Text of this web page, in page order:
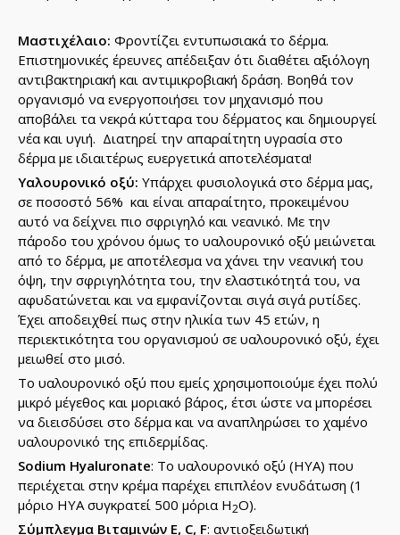
Μαστιχέλαιο: Φροντίζει εντυπωσιακά το δέρμα.
Επιστημονικές έρευνες απέδειξαν ότι διαθέτει αξιόλογη
αντιβακτηριακή και αντιμικροβιακή δράση. Βοηθά τον
οργανισμό να ενεργοποιήσει τον μηχανισμό που
αποβάλει τα νεκρά κύτταρα του δέρματος και δημιουργεί
νέα και υγιή. Διατηρεί την απαραίτητη υγρασία στο
δέρμα με ιδιαιτέρως ευεργετικά αποτελέσματα!
Yαλουρονικό οξύ: Υπάρχει φυσιολογικά στο δέρμα μας,
σε ποσοστό 56% και είναι απαραίτητο, προκειμένου
αυτό να δείχνει πιο σφριγηλό και νεανικό. Με την
πάροδο του χρόνου όμως το υαλουρονικό οξύ μειώνεται
από το δέρμα, με αποτέλεσμα να χάνει την νεανική του
όψη, την σφριγηλότητα του, την ελαστικότητά του, να
αφυδατώνεται και να εμφανίζονται σιγά σιγά ρυτίδες.
Έχει αποδειχθεί πως στην ηλικία των 45 ετών, η
περιεκτικότητα του οργανισμού σε υαλουρονικό οξύ, έχει
μειωθεί στο μισό.
Το υαλουρονικό οξύ που εμείς χρησιμοποιούμε έχει πολύ
μικρό μέγεθος και μοριακό βάρος, έτσι ώστε να μπορέσει
να διεισδύσει στο δέρμα και να αναπληρώσει το χαμένο
υαλουρονικό της επιδερμίδας.
Sodium Hyaluronate: Το υαλουρονικό οξύ (ΗΥΑ) που
περιέχεται στην κρέμα παρέχει επιπλέον ενυδάτωση (1
μόριο ΗΥΑ συγκρατεί 500 μόρια Η2Ο).
Σύμπλεγμα Βιταμινών E, C, F: αντιοξειδωτική